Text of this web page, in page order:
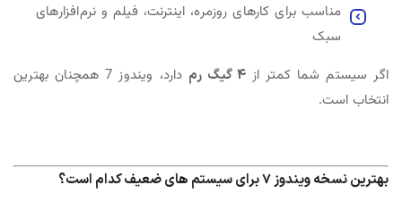
مناسب برای کارهای روزمره، اینترنت، فیلم و نرم‌افزارهای
سبک
اگر سیستم شما کمتر از4 گیگ رم
دارد، ویندوز 7 همچنان بهترین
انتخاب است.
بهترین نسخه ویندوز 7 برای سیستم های ضعیف کدام است؟